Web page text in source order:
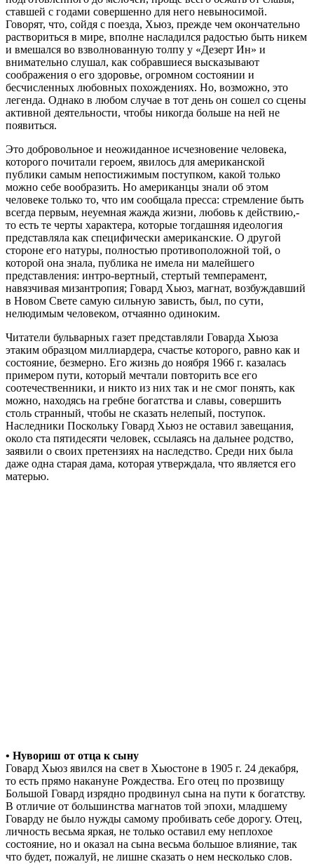
ставшей с годами совершенно для него невыносимой.
Говорят, что, сойдя с поезда, Хьюз, прежде чем окончательно
раствориться в мире, вполне насладился радостью быть никем
и вмешался во взволнованную толпу у «Дезерт Ин» и
внимательно слушал, как собравшиеся высказывают
соображения о его здоровье, огромном состоянии и
бесчисленных любовных похождениях. Но, возможно, это
легенда. Однако в любом случае в тот день он сошел со сцены
активной деятельности, чтобы никогда больше на ней не
появиться.
Это добровольное и неожиданное исчезновение человека,
которого почитали героем, явилось для американской
публики самым непостижимым поступком, какой только
можно себе вообразить. Но американцы знали об этом
человеке только то, что им сообщала пресса: стремление быть
всегда первым, неуемная жажда жизни, любовь к действию,-
то есть те черты характера, которые тогдашняя идеология
представляла как специфически американские. О другой
стороне его натуры, полностью противоположной той, о
которой она знала, публика не имела ни малейшего
представления: интро-вертный, стертый темперамент,
навязчивая мизантропия; Говард Хьюз, магнат, возбуждавший
в Новом Свете самую сильную зависть, был, по сути,
нелюдимым человеком, отчаянно одиноким.
Читатели бульварных газет представляли Говарда Хьюза
этаким образцом миллиардера, счастье которого, равно как и
состояние, безмерно. Его жизнь до ноября 1966 г. казалась
примером пути, который мечтали повторить все его
соотечественники, и никто из них так и не смог понять, как
можно, находясь на гребне богатства и славы, совершить
столь странный, чтобы не сказать нелепый, поступок.
Наследники Поскольку Говард Хьюз не оставил завещания,
около ста пятидесяти человек, ссылаясь на дальнее родство,
заявили о своих претензиях на наследство. Среди них была
даже одна старая дама, которая утверждала, что является его
матерью.
• Нувориш от отца к сыну
Говард Хьюз явился на свет в Хьюстоне в 1905 г. 24 декабря,
то есть прямо накануне Рождества. Его отец по прозвищу
Большой Говард изрядно продвинул сына на пути к богатству.
В отличие от большинства магнатов той эпохи, младшему
Говарду не было нужды самому пробивать себе дорогу. Отец,
личность весьма яркая, не только оставил ему неплохое
состояние, но и оказал на сына весьма большое влияние, так
что будет, пожалуй, не лишне сказать о нем несколько слов.